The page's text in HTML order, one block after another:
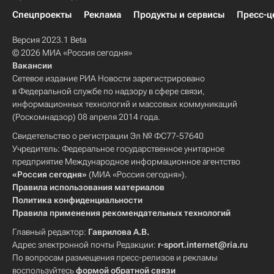
Спецпроекты
Реклама Продукты и сервисы Пресс-
Версия 2023.1 Beta
© 2026 МИА «Россия сегодня»
Вакансии
Сетевое издание РИА Новости зарегистрировано
в Федеральной службе по надзору в сфере связи,
информационных технологий и массовых коммуникаций
(Роскомнадзор) 08 апреля 2014 года.
Свидетельство о регистрации Эл № ФС77-57640
Учредитель: Федеральное государственное унитарное
предприятие Международное информационное агентство
«Россия сегодня» (МИА «Россия сегодня»).
Правила использования материалов
Политика конфиденциальности
Правила применения рекомендательных технологий
Главный редактор: Гаврилова А.В.
Адрес электронной почты Редакции: r-sport.internet@ria.ru
По вопросам размещения пресс-релизов и рекламы
воспользуйтесьформой обратной связи